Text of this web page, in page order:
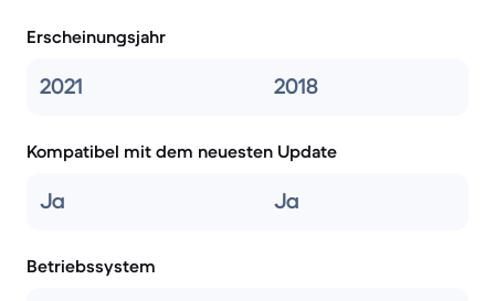
Erscheinungsjahr
2021 2018
Kompatibel mit dem neuesten Update
Ja Ja
Betriebssystem